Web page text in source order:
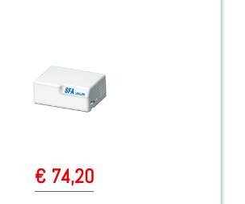
€ 74,20